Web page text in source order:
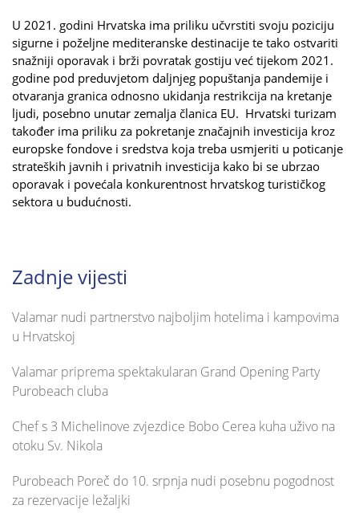
U 2021. godini Hrvatska ima priliku učvrstiti svoju poziciju
sigurne i poželjne mediteranske destinacije te tako ostvariti
snažniji oporavak i brži povratak gostiju već tijekom 2021.
godine pod preduvjetom daljnjeg popuštanja pandemije i
otvaranja granica odnosno ukidanja restrikcija na kretanje
ljudi, posebno unutar zemalja članica EU. Hrvatski turizam
također ima priliku za pokretanje značajnih investicija kroz
europske fondove i sredstva koja treba usmjeriti u poticanje
strateških javnih i privatnih investicija kako bi se ubrzao
oporavak i povećala konkurentnost hrvatskog turističkog
sektora u budućnosti.
Zadnje vijesti
Valamar nudi partnerstvo najboljim hotelima i kampovima
u Hrvatskoj
Valamar priprema spektakularan Grand Opening Party
Purobeach cluba
Chef s 3 Michelinove zvjezdice Bobo Cerea kuha uživo na
otoku Sv. Nikola
Purobeach Poreč do 10. srpnja nudi posebnu pogodnost
za rezervacije ležaljki